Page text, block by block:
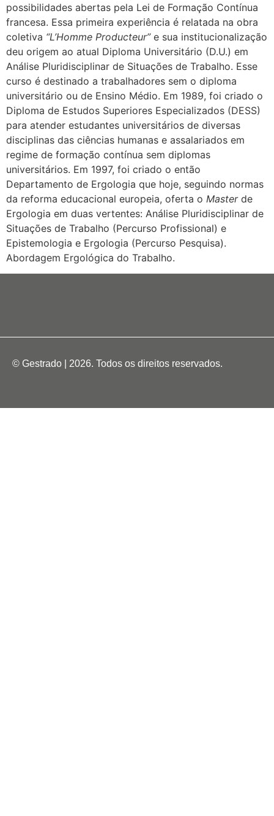
possibilidades abertas pela Lei de Formação Contínua
francesa. Essa primeira experiência é relatada na obra
coletiva “L’Homme Producteur”e sua institucionalização
deu origem ao atual Diploma Universitário (D.U.) em
Análise Pluridisciplinar de Situações de Trabalho. Esse
curso é destinado a trabalhadores sem o diploma
universitário ou de Ensino Médio. Em 1989, foi criado o
Diploma de Estudos Superiores Especializados (DESS)
para atender estudantes universitários de diversas
disciplinas das ciências humanas e assalariados em
regime de formação contínua sem diplomas
universitários. Em 1997, foi criado o então
Departamento de Ergologia que hoje, seguindo normas
da reforma educacional europeia, oferta o Masterde
Ergologia em duas vertentes: Análise Pluridisciplinar de
Situações de Trabalho (Percurso Profissional) e
Epistemologia e Ergologia (Percurso Pesquisa).
Abordagem Ergológica do Trabalho.
© Gestrado | 2026. Todos os direitos reservados.